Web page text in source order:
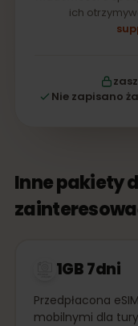
ich
Nie zapisano
Inne pakiety
1GB 7dni
Przedpłacona
mobilnymi dla